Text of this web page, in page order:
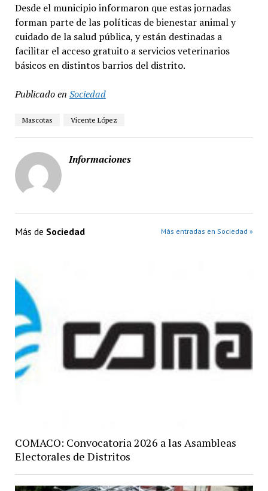
Desde el municipio informaron que estas jornadas
forman parte de las políticas de bienestar animal y
cuidado de la salud pública, y están destinadas a
facilitar el acceso gratuito a servicios veterinarios
básicos en distintos barrios del distrito.
Publicado en Sociedad
Mascotas Vicente López
Informaciones
Más de Sociedad Más entradas en Sociedad »
COMACO: Convocatoria 2026 a las Asambleas
Electorales de Distritos